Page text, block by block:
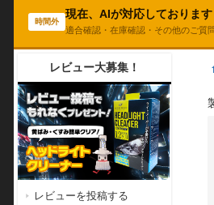
時間外
現在、AIが対応しております
適合確認・在庫確認・その他のご質
レビュー大募集！
レビューを投稿する